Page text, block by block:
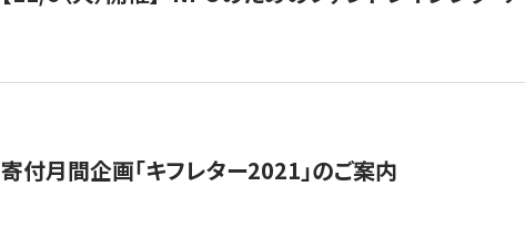
寄付月間企画「キフレター2021」のご案内